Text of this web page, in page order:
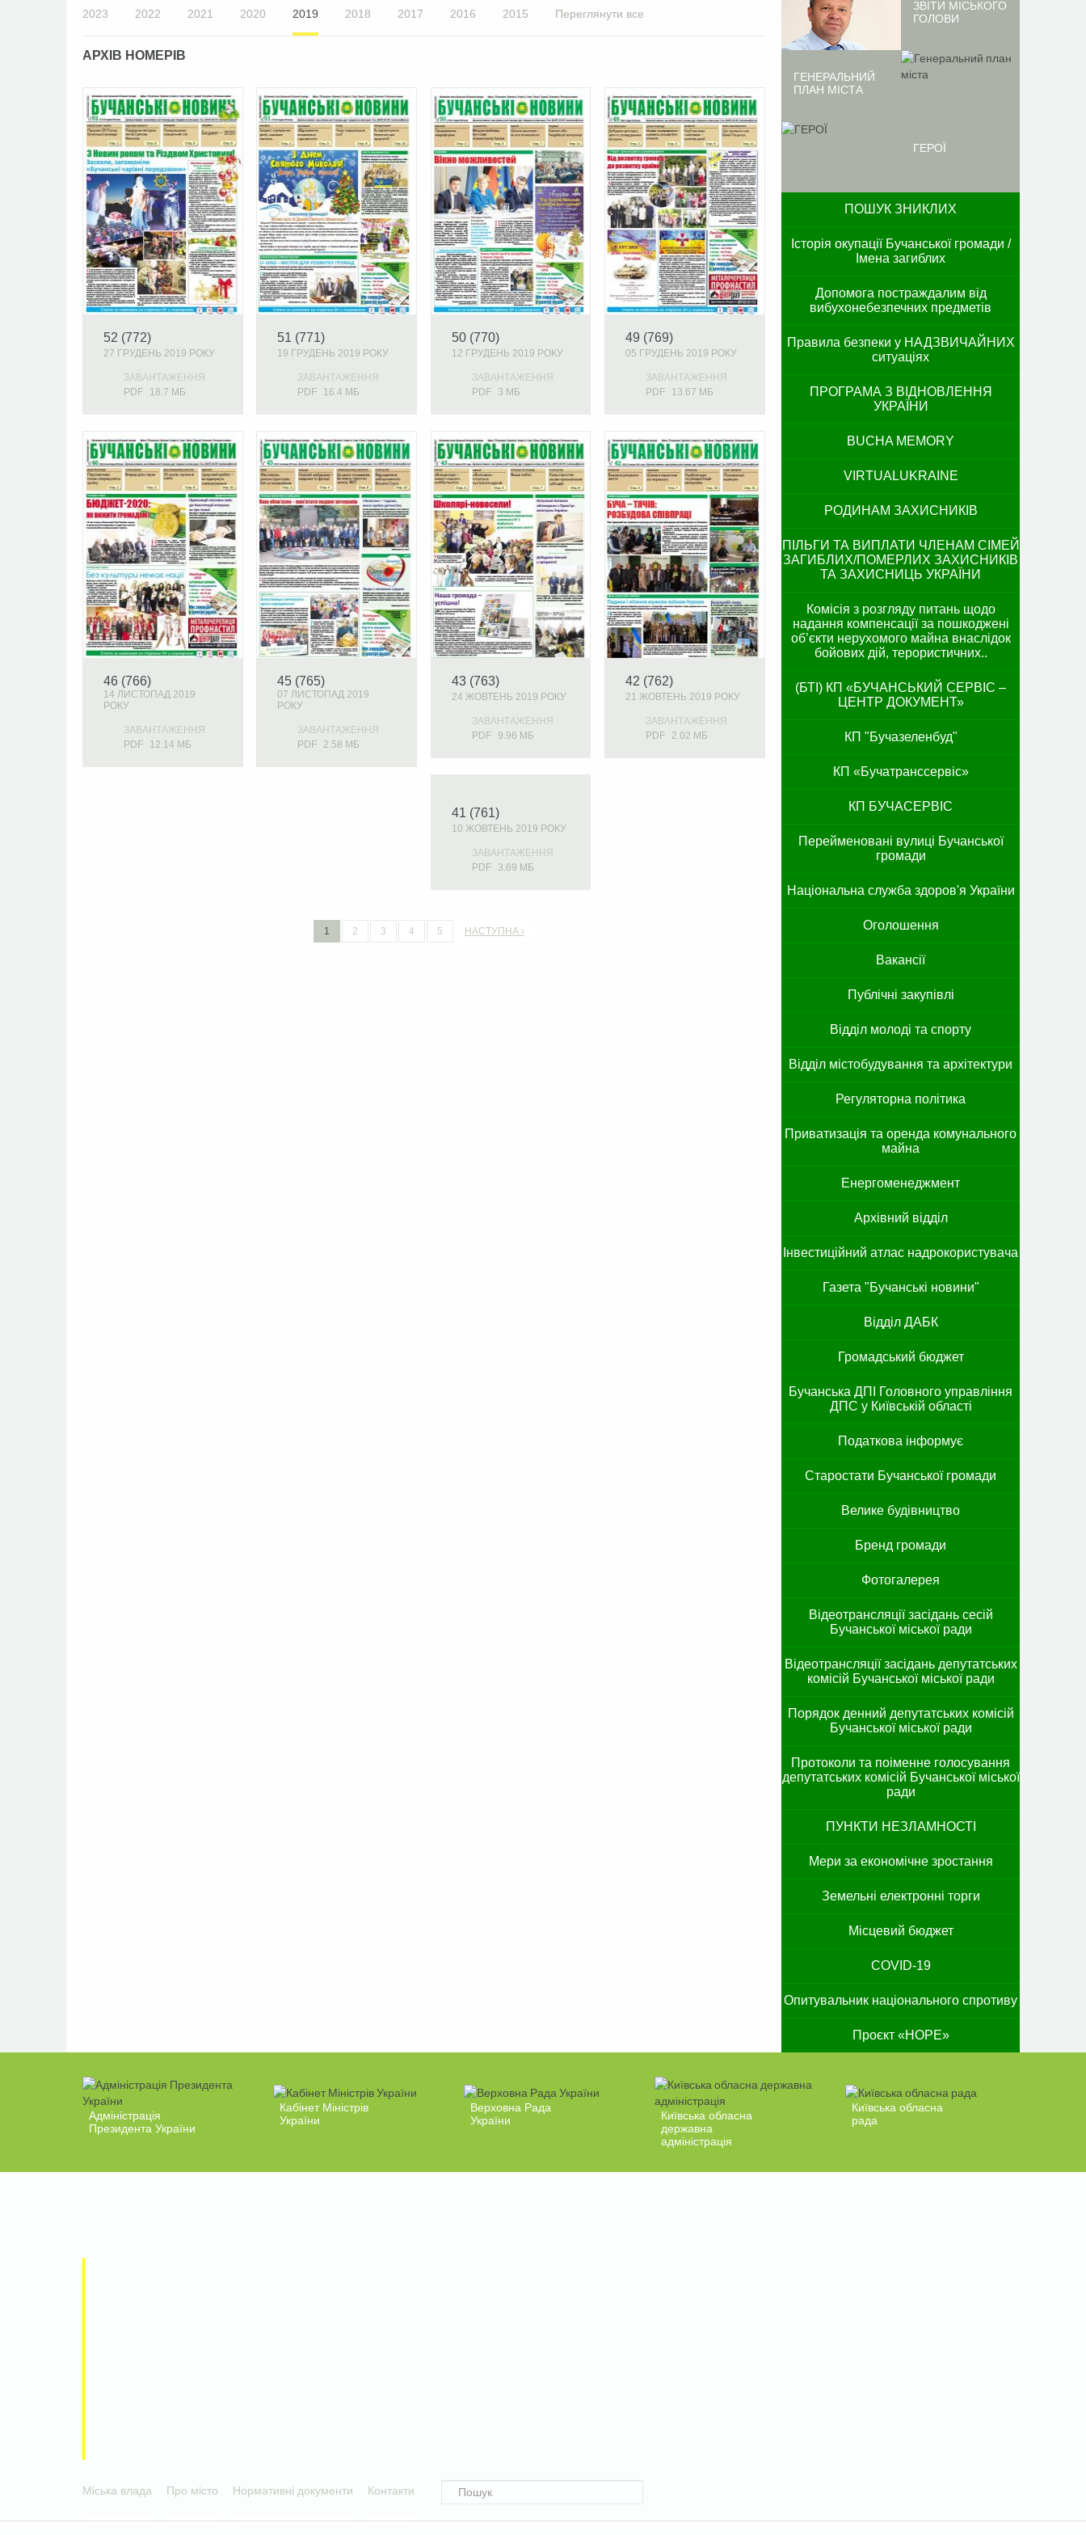
2023 2022 2021 2020 2019 2018 2017 2016 2015 Переглянути все
АРХІВ НОМЕРІВ
52 (772)
27 ГРУДЕНЬ 2019 РОКУ
ЗАВАНТАЖЕННЯ
PDF
18.7 МБ
51 (771)
19 ГРУДЕНЬ 2019 РОКУ
ЗАВАНТАЖЕННЯ
PDF
16.4 МБ
50 (770)
12 ГРУДЕНЬ 2019 РОКУ
ЗАВАНТАЖЕННЯ
PDF
3 МБ
49 (769)
05 ГРУДЕНЬ 2019 РОКУ
ЗАВАНТАЖЕННЯ
PDF
13.67 МБ
46 (766)
14 ЛИСТОПАД 2019
РОКУ
ЗАВАНТАЖЕННЯ
PDF
12.14 МБ
45 (765)
07 ЛИСТОПАД 2019
РОКУ
ЗАВАНТАЖЕННЯ
PDF
2.58 МБ
43 (763)
24 ЖОВТЕНЬ 2019 РОКУ
ЗАВАНТАЖЕННЯ
PDF 9.96 МБ
42 (762)
21 ЖОВТЕНЬ 2019 РОКУ
ЗАВАНТАЖЕННЯ
PDF 2.02 МБ
41 (761)
10 ЖОВТЕНЬ 2019 РОКУ
ЗАВАНТАЖЕННЯ
PDF
3.69 МБ
1 2 3 4 5 НАСТУПНА ›
ЗВІТИ МІСЬКОГО
ГОЛОВИ
ГЕНЕРАЛЬНИЙ
ПЛАН МІСТА
ГЕРОЇ
ПОШУК ЗНИКЛИХ
Історія окупації Бучанської громади /
Імена загиблих
Допомога постраждалим від
вибухонебезпечних предметів
Правила безпеки у НАДЗВИЧАЙНИХ
ситуаціях
ПРОГРАМА З ВІДНОВЛЕННЯ
УКРАЇНИ
BUCHA MEMORY
VIRTUALUKRAINE
РОДИНАМ ЗАХИСНИКІВ
ПІЛЬГИ ТА ВИПЛАТИ ЧЛЕНАМ СІМЕЙ
ЗАГИБЛИХ/ПОМЕРЛИХ ЗАХИСНИКІВ
ТА ЗАХИСНИЦЬ УКРАЇНИ
Комісія з розгляду питань щодо
надання компенсації за пошкоджені
об’єкти нерухомого майна внаслідок
бойових дій, терористичних..
(БТІ) КП «БУЧАНСЬКИЙ СЕРВІС –
ЦЕНТР ДОКУМЕНТ»
КП "Бучазеленбуд"
КП «Бучатранссервіс»
КП БУЧАСЕРВІС
Перейменовані вулиці Бучанської
громади
Національна служба здоров'я України
Оголошення
Вакансії
Публічні закупівлі
Відділ молоді та спорту
Відділ містобудування та архітектури
Регуляторна політика
Приватизація та оренда комунального
майна
Енергоменеджмент
Архівний відділ
Інвестиційний атлас надрокористувача
Газета "Бучанські новини"
Відділ ДАБК
Громадський бюджет
Бучанська ДПІ Головного управління
ДПС у Київській області
Податкова інформує
Старостати Бучанської громади
Велике будівництво
Бренд громади
Фотогалерея
Відеотрансляції засідань сесій
Бучанської міської ради
Відеотрансляції засідань депутатських
комісій Бучанської міської ради
Порядок денний депутатських комісій
Бучанської міської ради
Протоколи та поіменне голосування
депутатських комісій Бучанської міської
ради
ПУНКТИ НЕЗЛАМНОСТІ
Мери за економічне зростання
Земельні електронні торги
Місцевий бюджет
COVID-19
Опитувальник національного спротиву
Проєкт «HOPE»
Адміністрація
Президента України
Кабінет Міністрів
України
Верховна Рада
України
Київська обласна
державна
адміністрація
Київська обласна
рада
Міська влада Про місто Нормативні документи Контакти